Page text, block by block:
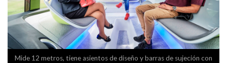
Mide 12 metros, tiene asientos de diseño y barras de sujeción con